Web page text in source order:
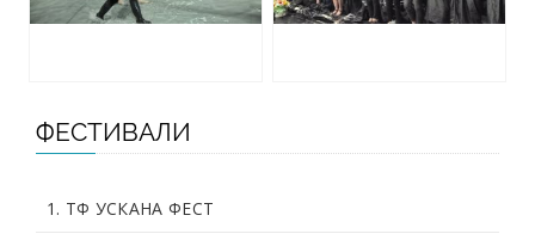
ФЕСТИВАЛИ
1. ТФ УСКАНА ФЕСТ